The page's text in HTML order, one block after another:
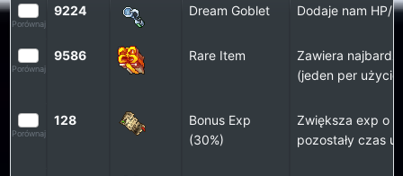
Porównaj
9224 Dream Goblet Dodaje nam HP/
Porównaj
9586 Rare Item
Zawiera
(jeden per użycie)
Porównaj
128
Bonus Exp
(30%)
Zwiększa exp o
pozostały czas